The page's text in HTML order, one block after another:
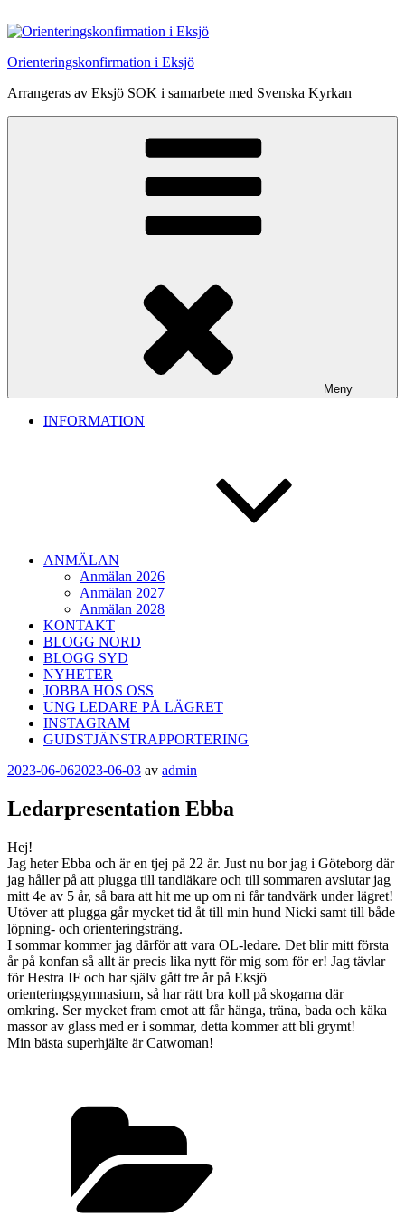
till
Orienteringskonfirmation i Eksjö
Arrangeras av Eksjö SOK i samarbete med Svenska Kyrkan
Meny
INFORMATION
ANMÄLAN
Anmälan 2026
Anmälan 2027
Anmälan 2028
KONTAKT
BLOGG NORD
BLOGG SYD
NYHETER
JOBBA HOS OSS
UNG LEDARE PÅ LÄGRET
INSTAGRAM
GUDSTJÄNSTRAPPORTERING
Publicerat
2023-06-062023-06-03 av admin
Ledarpresentation Ebba
Hej!
Jag heter Ebba och är en tjej på 22 år. Just nu bor jag i Göteborg där
jag håller på att plugga till tandläkare och till sommaren avslutar jag
mitt 4e av 5 år, så bara att hit me up om ni får tandvärk under lägret!
Utöver att plugga går mycket tid åt till min hund Nicki samt till både
löpning- och orienteringsträng.
I sommar kommer jag därför att vara OL-ledare. Det blir mitt första
år på konfan så allt är precis lika nytt för mig som för er! Jag tävlar
för Hestra IF och har själv gått tre år på Eksjö
orienteringsgymnasium, så har rätt bra koll på skogarna där
omkring. Ser mycket fram emot att får hänga, träna, bada och käka
massor av glass med er i sommar, detta kommer att bli grymt!
Min bästa superhjälte är Catwoman!